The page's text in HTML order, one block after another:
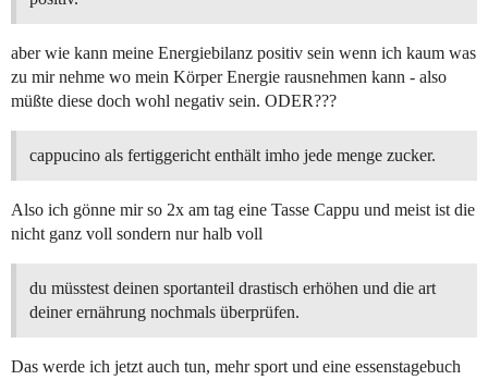
aber wie kann meine Energiebilanz positiv sein wenn ich kaum was
zu mir nehme wo mein Körper Energie rausnehmen kann - also
müßte diese doch wohl negativ sein. ODER???
cappucino als fertiggericht enthält imho jede menge zucker.
Also ich gönne mir so 2x am tag eine Tasse Cappu und meist ist die
nicht ganz voll sondern nur halb voll
du müsstest deinen sportanteil drastisch erhöhen und die art
deiner ernährung nochmals überprüfen.
Das werde ich jetzt auch tun, mehr sport und eine essenstagebuch